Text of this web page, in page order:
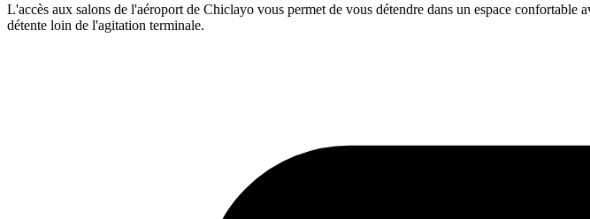
L'accès aux salons de l'aéroport de Chiclayo vous permet de vous détendre dans un espace
détente loin de l'agitation terminale.